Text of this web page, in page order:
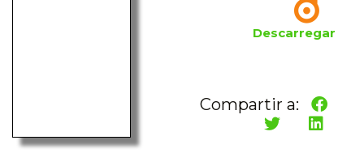
Descarregar
Compartir a: